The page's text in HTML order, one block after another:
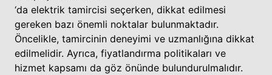
‘da elektrik tamircisi seçerken, dikkat edilmesi
gereken bazı önemli noktalar bulunmaktadır.
Öncelikle, tamircinin deneyimi ve uzmanlığına dikkat
edilmelidir. Ayrıca, fiyatlandırma politikaları ve
hizmet kapsamı da göz önünde bulundurulmalıdır.